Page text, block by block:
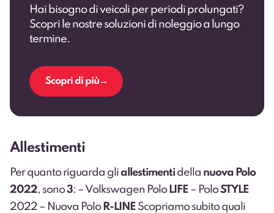
Hai bisogno di veicoli per periodi prolungati?
Scopri le nostre soluzioni di noleggio a lungo
termine.
Scopri di più
Allestimenti
Per quanto riguarda gliallestimenti della nuova Polo
2022, sono3: – Volkswagen Polo LIFE – PoloSTYLE
2022 – Nuova Polo R-LINE Scopriamo subito quali